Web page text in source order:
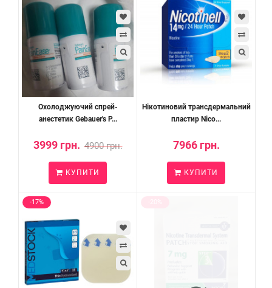
Охолоджуючий спрей-
анестетик Gebauer's P...
3999 грн. 4900 грн.
КУПИТИ
Нікотиновий трансдермальний
пластир Nico...
7966 грн.
КУПИТИ
-17%